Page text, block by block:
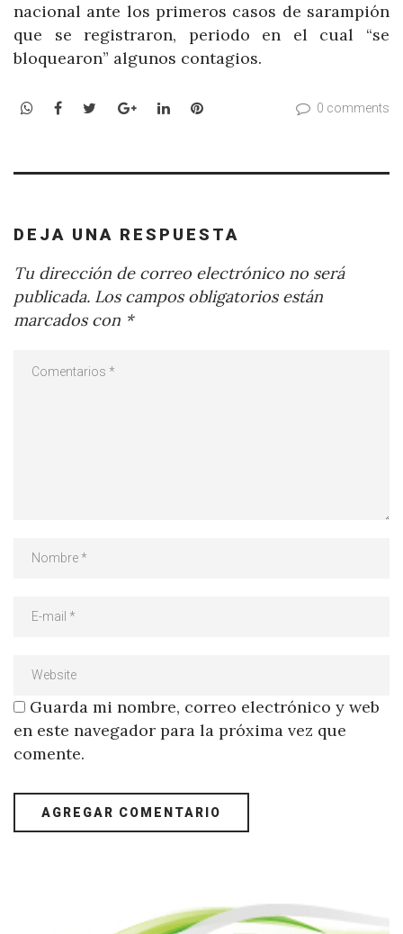
nacional ante los primeros casos de sarampión
que se registraron, periodo en el cual “se
bloquearon” algunos contagios.
WhatsApp
Facebook
TwitterGoogle+LinkedInPinterest 0 comments
DEJA UNA RESPUESTA
Tu dirección de correo electrónico no será
publicada. Los campos obligatorios están
marcados con *
Guarda mi nombre, correo electrónico y web
en este navegador para la próxima vez que
comente.